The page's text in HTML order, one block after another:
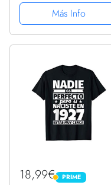
3D con texto en
inglés"Happy birthday"
Más Info
18,99€ PRIME
PRIME